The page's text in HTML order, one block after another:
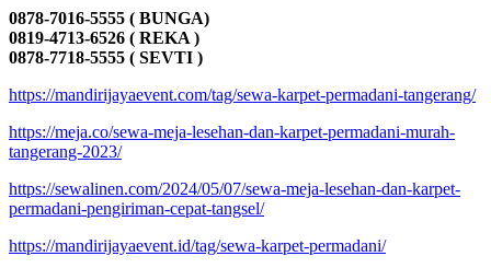
0878-7016-5555 ( BUNGA)
0819-4713-6526 ( REKA )
0878-7718-5555 ( SEVTI )
https://mandirijayaevent.com/tag/sewa-karpet-permadani-tangerang/
https://meja.co/sewa-meja-lesehan-dan-karpet-permadani-murah-
tangerang-2023/
https://sewalinen.com/2024/05/07/sewa-meja-lesehan-dan-karpet-
permadani-pengiriman-cepat-tangsel/
https://mandirijayaevent.id/tag/sewa-karpet-permadani/